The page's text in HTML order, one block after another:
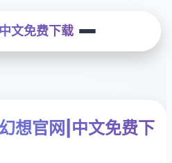
文免费下载
想官网|中文免费下